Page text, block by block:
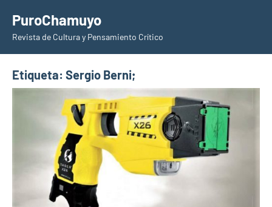
contenido
PuroChamuyo
Revista de Cultura y Pensamiento Crítico
Etiqueta: Sergio Berni;